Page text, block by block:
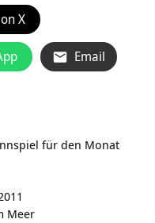
X
Email
für den Monat
Meer